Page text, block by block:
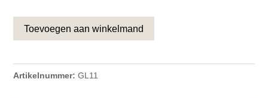
Toevoegen aan winkelmand
Artikelnummer: GL11